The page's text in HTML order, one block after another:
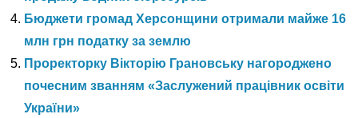
Бюджети громад Херсонщини отримали майже 16
млн грн податку за землю
Проректорку Вікторію Грановську нагороджено
почесним званням «Заслужений працівник освіти
України»